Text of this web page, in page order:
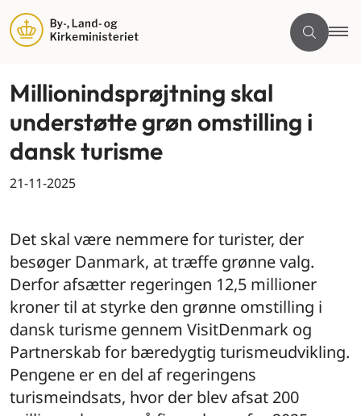
Millionindsprøjtning skal
understøtte grøn omstilling i
dansk turisme
21-11-2025
Det skal være nemmere for turister, der
besøger Danmark, at træffe grønne valg.
Derfor afsætter regeringen 12,5 millioner
kroner til at styrke den grønne omstilling i
dansk turisme gennem VisitDenmark og
Partnerskab for bæredygtig turismeudvikling.
Pengene er en del af regeringens
turismeindsats, hvor der blev afsat 200